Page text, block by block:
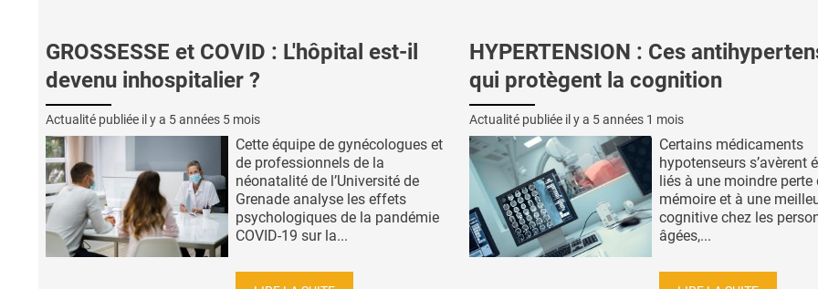
GROSSESSE et COVID : L'hôpital est-il
devenu inhospitalier ?
Actualité publiée il y a 5 années 5 mois
Cette équipe de gynécologues et
de professionnels de la
néonatalité de l’Université de
Grenade analyse les effets
psychologiques de la pandémie
COVID-19 sur la...
HYPERTENSION : Ces
qui protègent la cognition
Actualité publiée il y a 5 années 1 mois
Certains médicaments
hypotenseurs s’avèrent
liés à une moindre perte
mémoire et à une
cognitive chez les
âgées,...